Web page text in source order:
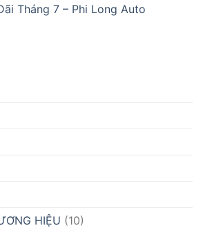
Tháng 7 – Phi Long Auto
HIỆU (10)